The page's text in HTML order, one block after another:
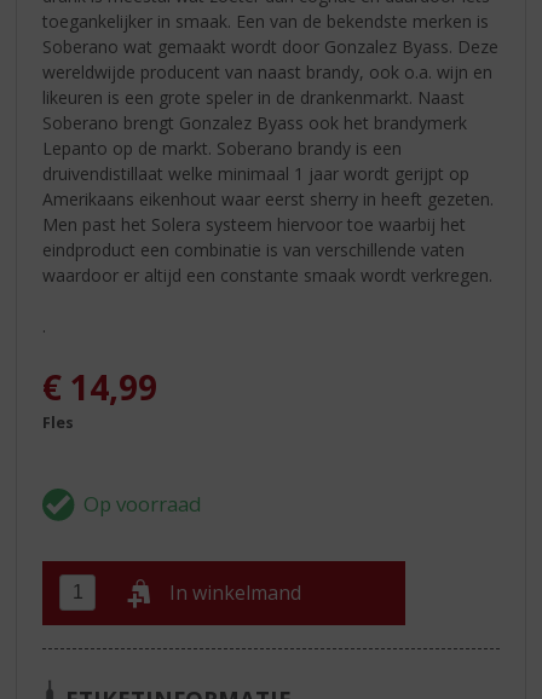
toegankelijker in smaak. Een van de bekendste merken is
Soberano wat gemaakt wordt door Gonzalez Byass. Deze
wereldwijde producent van naast brandy, ook o.a. wijn en
likeuren is een grote speler in de drankenmarkt. Naast
Soberano brengt Gonzalez Byass ook het brandymerk
Lepanto op de markt. Soberano brandy is een
druivendistillaat welke minimaal 1 jaar wordt gerijpt op
Amerikaans eikenhout waar eerst sherry in heeft gezeten.
Men past het Solera systeem hiervoor toe waarbij het
eindproduct een combinatie is van verschillende vaten
waardoor er altijd een constante smaak wordt verkregen.
.
€ 14,99
Fles
In winkelmand